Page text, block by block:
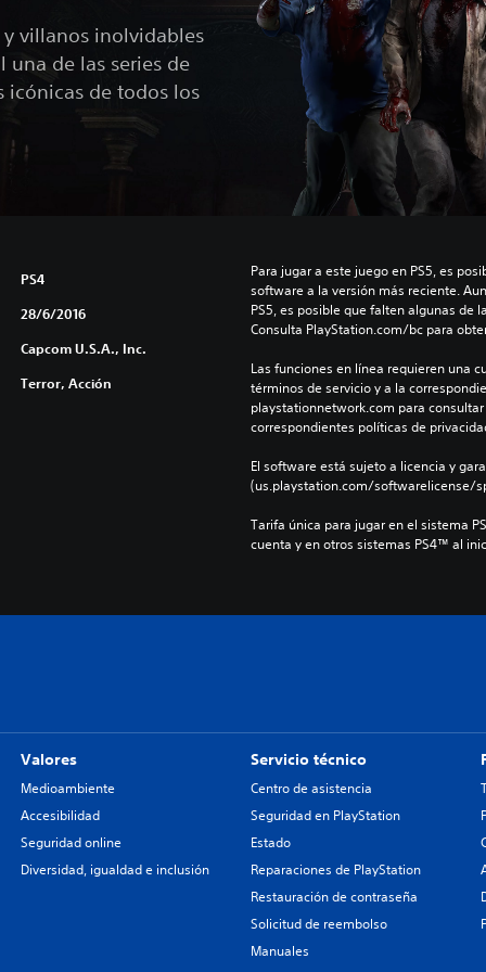
villanos inolvidables
una de las series de
icónicas de todos los
PS4
28/6/2016
Capcom U.S.A., Inc.
Terror, Acción
Para jugar a este juego en PS5, es
software a la versión más reciente.
PS5, es posible que falten algunas de
Consulta PlayStation.com/bc para
Las funciones en línea requieren una
términos de servicio y a la
playstationnetwork.com para
correspondientes políticas de
El software está sujeto a licencia y
(us.playstation.com/softwarelicense/
Tarifa única para jugar en el sistema
cuenta y en otros sistemas PS4™ al
Valores
Medioambiente
Accesibilidad
Seguridad online
Diversidad, igualdad e inclusión
Servicio técnico
Centro de asistencia
Seguridad en PlayStation
Estado
Reparaciones de PlayStation
Restauración de contraseña
Solicitud de reembolso
Manuales